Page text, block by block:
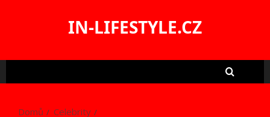
IN-LIFESTYLE.CZ
Domů
Celebrity